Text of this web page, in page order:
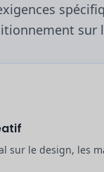
sur
sur le design, les